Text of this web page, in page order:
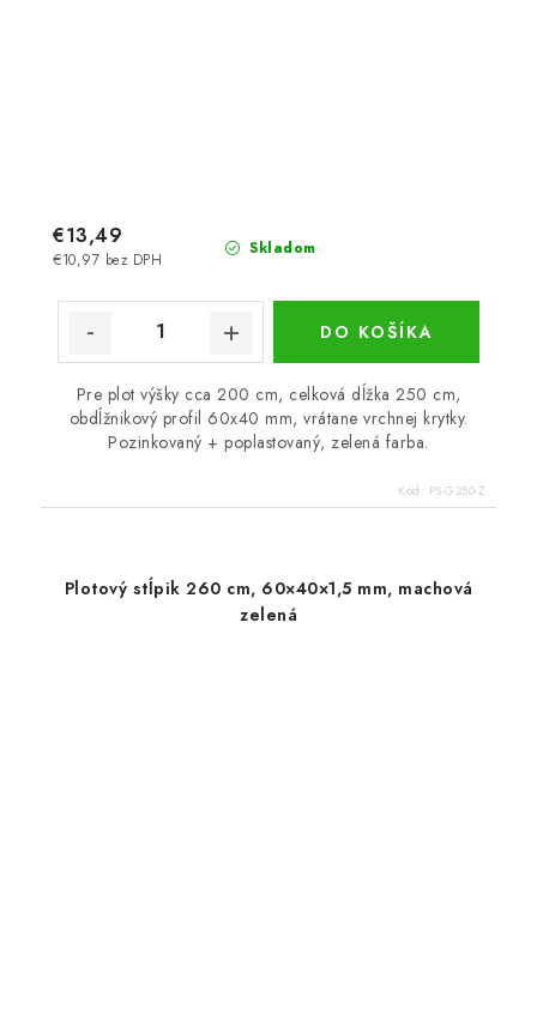
Skladom
€10,97 bez DPH
€13,49
DO KOŠÍKA
Pre plot výšky cca 200 cm, celková dĺžka 250 cm,
obdĺžnikový profil 60x40 mm, vrátane vrchnej krytky.
Pozinkovaný + poplastovaný, zelená farba.
Kód: PS-G250-Z
Plotový stĺpik 260 cm, 60×40×1,5 mm, machová
zelená